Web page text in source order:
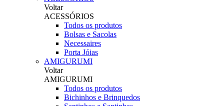
Voltar
ACESSÓRIOS
Todos os produtos
Bolsas e Sacolas
Necessaires
Porta Jóias
AMIGURUMI
Voltar
AMIGURUMI
Todos os produtos
Bichinhos e Brinquedos